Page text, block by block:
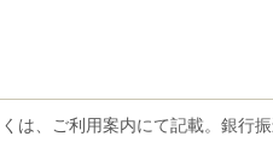
、ご利用案内にて記載。銀行